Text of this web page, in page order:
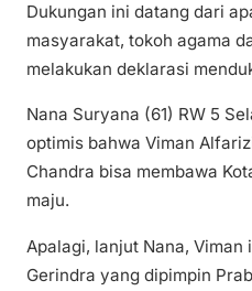
Dukungan ini datang dari
masyarakat, tokoh agama
melakukan deklarasi
Nana Suryana (61) RW 5
optimis bahwa Viman
Chandra bisa membawa
maju.
Apalagi, lanjut Nana,
Gerindra yang dipimpin